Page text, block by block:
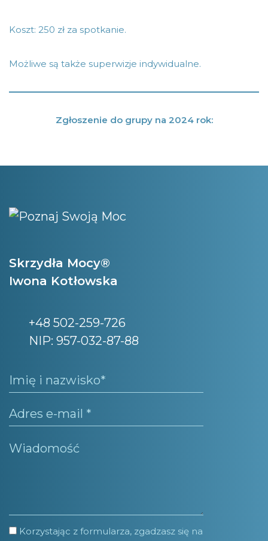
Koszt: 250 zł za spotkanie.
Możliwe są także superwizje indywidualne.
Zgłoszenie do grupy na 2024 rok:
Skrzydła Mocy®
Iwona Kotłowska
+48 502-259-726
NIP: 957-032-87-88
Korzystając z formularza, zgadzasz się na